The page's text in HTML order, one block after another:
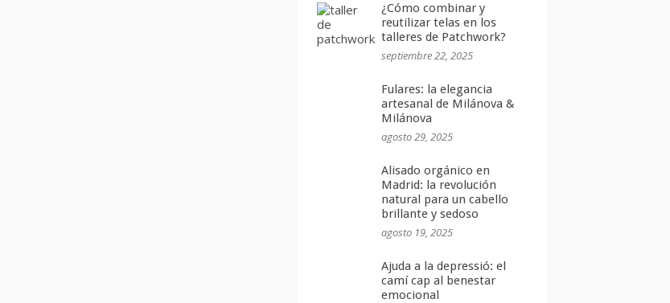
¿Cómo combinar y
reutilizar telas en los
talleres de Patchwork?
septiembre 22, 2025
Fulares: la elegancia
artesanal de Milánova &
Milánova
agosto 29, 2025
Alisado orgánico en
Madrid: la revolución
natural para un cabello
brillante y sedoso
agosto 19, 2025
Ajuda a la depressió: el
camí cap al benestar
emocional